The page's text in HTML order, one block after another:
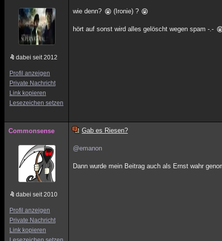
dabei seit 2012
Profil anzeigen
Private Nachricht
Link kopieren
Lesezeichen setzen
wie denn? (Ironie) ?
hört auf sonst wird alles gelöscht wegen spam -.-
Commonsense
dabei seit 2010
Profil anzeigen
Private Nachricht
Link kopieren
Gab es Riesen?
@emanon
Dann wurde mein Beitrag auch als Ernst wahr